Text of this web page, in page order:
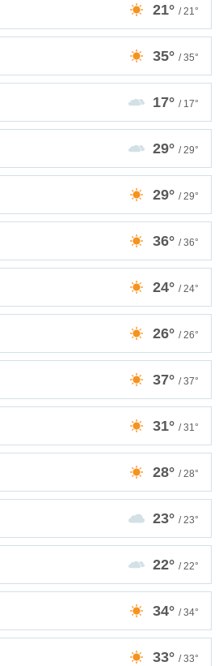
21° / 21°
35° / 35°
17° / 17°
29° / 29°
29° / 29°
36° / 36°
24° / 24°
26° / 26°
37° / 37°
31° / 31°
28° / 28°
23° / 23°
22° / 22°
34° / 34°
33° / 33°